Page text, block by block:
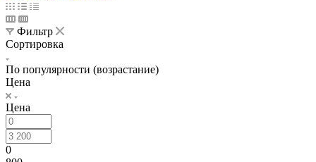
Фильтр
Сортировка
По популярности (возрастание)
Цена
Цена
0